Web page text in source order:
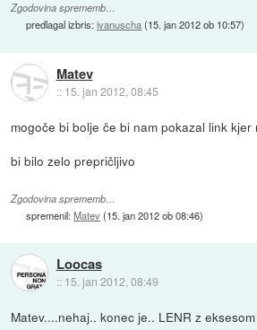
Zgodovina sprememb…
predlagal izbris:ivanuscha(15. jan 2012 ob 10:57)
Matev
:: 15. jan 2012, 08:45
mogoče bi bolje če bi nam pokazal link
bi bilo zelo prepričljivo
Zgodovina sprememb…
spremenil:Matev(15. jan 2012 ob 08:46)
Loocas
:: 15. jan 2012, 08:49
Matev....nehaj.. konec je.. LENR z